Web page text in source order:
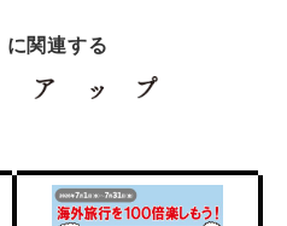
に関連する